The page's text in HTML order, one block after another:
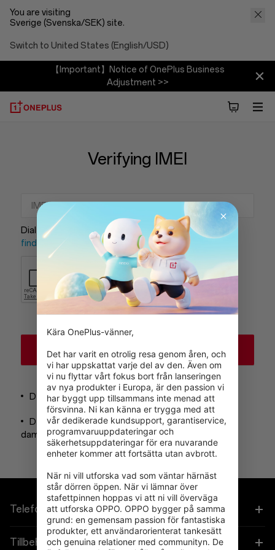
You are visiting
Sverige (Svenska/SEK) site.
Switch to United States (English/USD)
【Important】Notice of OnePlus Business
Adjustment >>
Verifying IMEI
Dial “*#06#”to get the IMEI of your phone
How to
find IMEI?
Confirm
Devices activated within 6 days;
Devices function perfectly without any physical
damage or unauthorized repair；
Learn more
Telefoner
OnePlus 15
Tillbehör
Kära OnePlus-vänner,
Det har varit en otrolig resa genom åren, och
vi har uppskattat varje del av den. Även om
vi nu flyttar vårt fokus bort från lanseringen
av nya produkter i Europa, är den passion vi
har byggt upp tillsammans inte menad att
försvinna. Ni kan känna er trygga med att
vår dedikerade kundsupport, garantiservice,
programvaruuppdateringar och
säkerhetsuppdateringar för era nuvarande
enheter kommer att fortsätta utan avbrott.
När ni vill utforska vad som väntar härnäst
står dörren öppen. När vi lämnar över
stafettpinnen hoppas vi att ni vill överväga
att utforska OPPO. OPPO bygger på samma
grund: en gemensam passion för fantastiska
produkter, ett användarorienterat tankesätt
och genuina relationer med communityn. De